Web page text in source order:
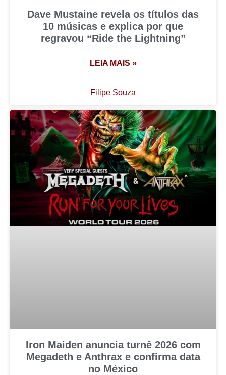
Dave Mustaine revela os títulos das
10 músicas e explica por que
regravou “Ride the Lightning”
LEIA MAIS »
Filipe Souza
Iron Maiden anuncia turnê 2026 com
Megadeth e Anthrax e confirma data
no México